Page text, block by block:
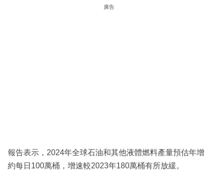
廣告
報告表示，2024年全球石油和其他液體燃料產量預估年增
約每日100萬桶，增速較2023年180萬桶有所放緩。